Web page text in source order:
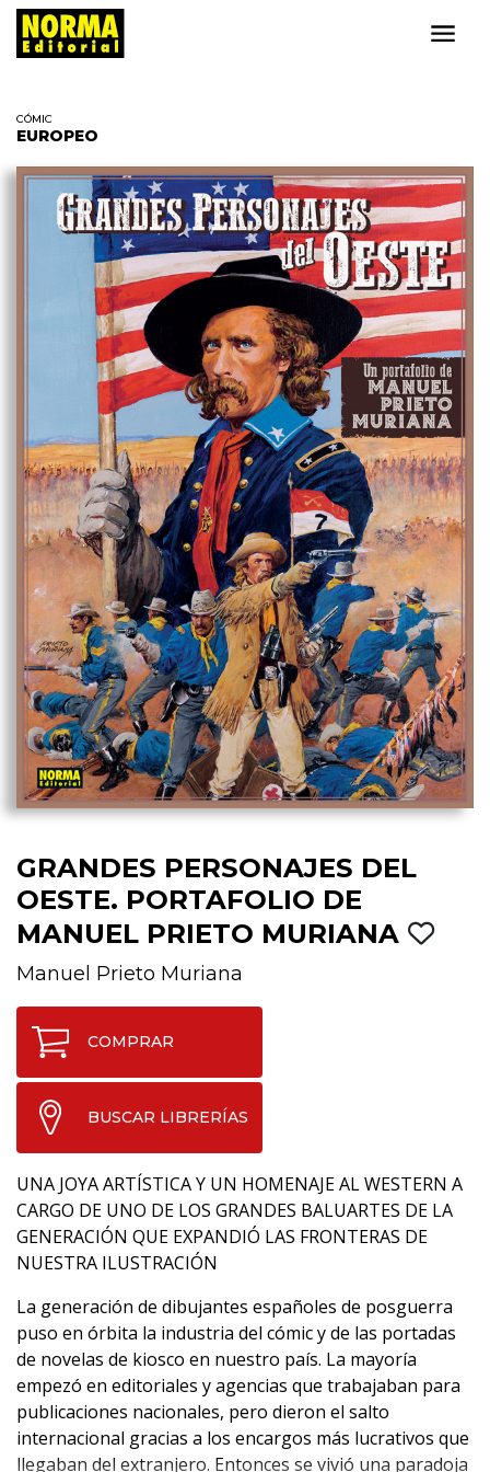
CÓMIC
EUROPEO
GRANDES PERSONAJES DEL
OESTE. PORTAFOLIO DE
MANUEL PRIETO MURIANA
Manuel Prieto Muriana
COMPRAR
BUSCAR LIBRERÍAS
UNA JOYA ARTÍSTICA Y UN HOMENAJE AL WESTERN A
CARGO DE UNO DE LOS GRANDES BALUARTES DE LA
GENERACIÓN QUE EXPANDIÓ LAS FRONTERAS DE
NUESTRA ILUSTRACIÓN
La generación de dibujantes españoles de posguerra
puso en órbita la industria del cómic y de las portadas
de novelas de kiosco en nuestro país. La mayoría
empezó en editoriales y agencias que trabajaban para
publicaciones nacionales, pero dieron el salto
internacional gracias a los encargos más lucrativos que
llegaban del extranjero. Entonces se vivió una paradoja